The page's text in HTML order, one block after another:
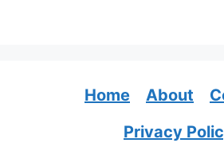
Home About
Privacy